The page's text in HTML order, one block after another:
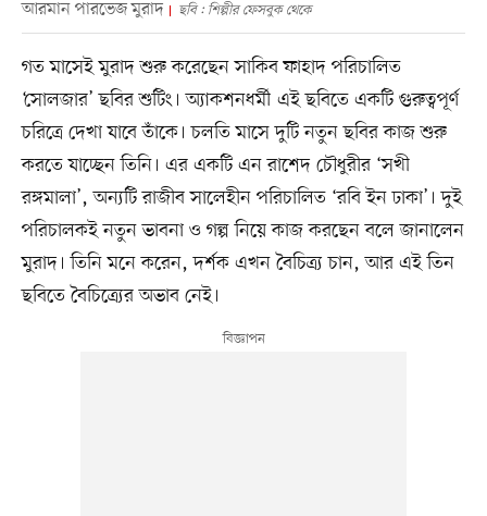
আরমান পারভেজ মুরাদ ছবি : শিল্পীর ফেসবুক থেকে
গত মাসেই মুরাদ শুরু করেছেন সাকিব ফাহাদ পরিচালিত
‘সোলজার’ ছবির শুটিং। অ্যাকশনধর্মী এই ছবিতে একটি গুরুত্বপূর্ণ
চরিত্রে দেখা যাবে তাঁকে। চলতি মাসে দুটি নতুন ছবির কাজ শুরু
করতে যাচ্ছেন তিনি। এর একটি এন রাশেদ চৌধুরীর ‘সখী
রঙ্গমালা’, অন্যটি রাজীব সালেহীন পরিচালিত ‘রবি ইন ঢাকা’। দুই
পরিচালকই নতুন ভাবনা ও গল্প নিয়ে কাজ করছেন বলে জানালেন
মুরাদ। তিনি মনে করেন, দর্শক এখন বৈচিত্র্য চান, আর এই তিন
ছবিতে বৈচিত্র্যের অভাব নেই।